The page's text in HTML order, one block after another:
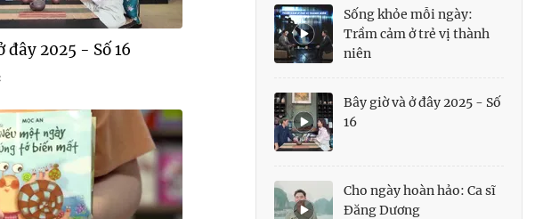
đây 2025 - Số 16
Sống khỏe mỗi ngày:
Trầm cảm ở trẻ vị thành
niên
Bây giờ và ở đây 2025 - Số
16
Cho ngày hoàn hảo: Ca sĩ
Đăng Dương